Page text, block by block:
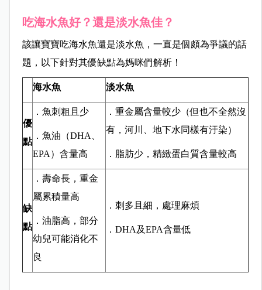
吃海水魚好？還是淡水魚佳？
該讓寶寶吃海水魚還是淡水魚，一直是個頗為爭議的話
題，以下針對其優缺點為媽咪們解析！
海水魚 淡水魚
優
點
．魚刺粗且少
．魚油（DHA、
EPA）含量高
．重金屬含量較少（但也不全然沒
有，河川、地下水同樣有汙染）
．脂肪少，精緻蛋白質含量較高
缺
點
．壽命長，重金
屬累積量高
．油脂高，部分
幼兒可能消化不
良
．刺多且細，處理麻煩
．DHA及EPA含量低